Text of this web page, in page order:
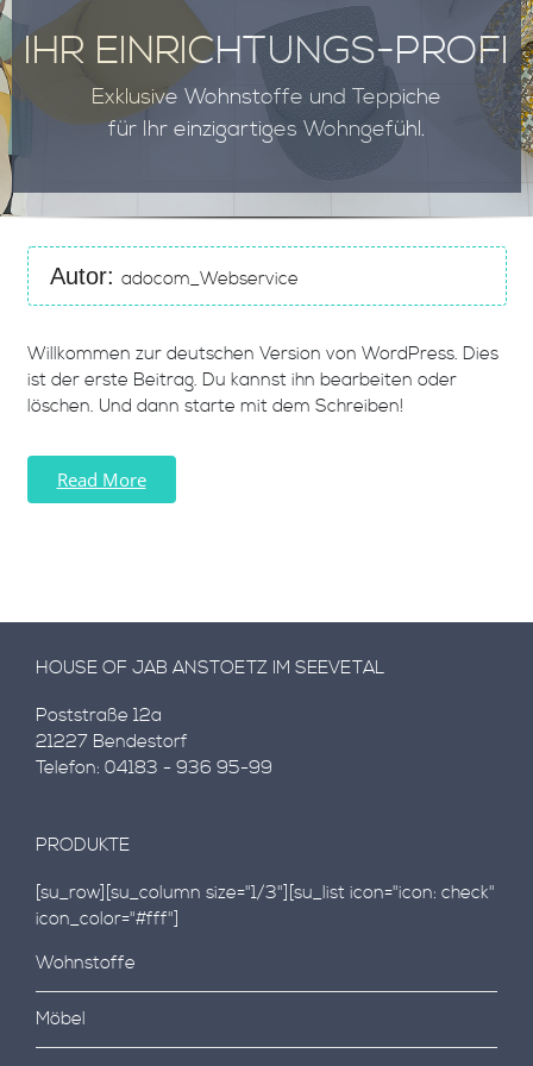
IHR EINRICHTUNGS-PROFI
Exklusive Wohnstoffe und Teppiche
für Ihr einzigartiges Wohngefühl.
Autor: adocom_Webservice
Willkommen zur deutschen Version von WordPress. Dies
ist der erste Beitrag. Du kannst ihn bearbeiten oder
löschen. Und dann starte mit dem Schreiben!
Read More
HOUSE OF JAB ANSTOETZ IM SEEVETAL
Poststraße 12a
21227 Bendestorf
Telefon: 04183 - 936 95-99
PRODUKTE
[su_row][su_column size="1/3"][su_list icon="icon: check"
icon_color="#fff"]
Wohnstoffe
Möbel